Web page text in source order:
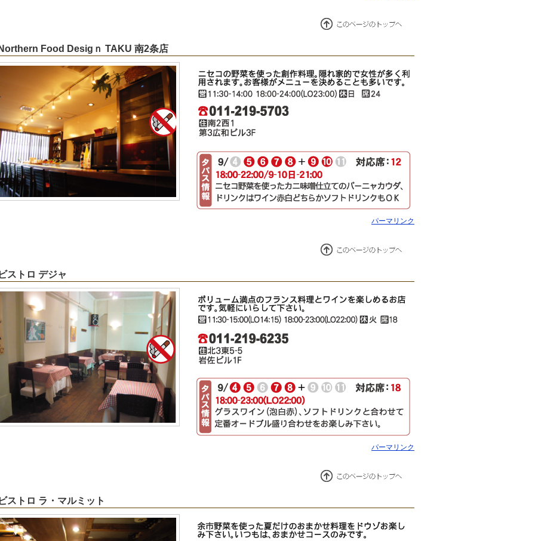
Food Desigｎ TAKU 南2条店
パーマリンク
ストロ デジャ
パーマリンク
ストロ ラ・マルミット